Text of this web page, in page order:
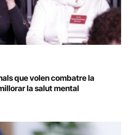
que volen combatre la
la salut mental